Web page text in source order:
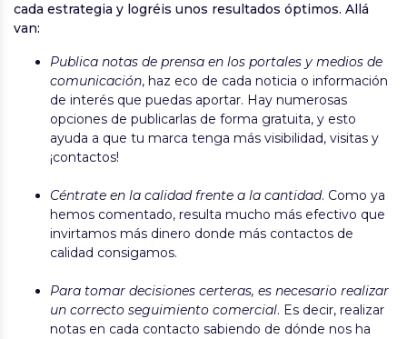
cada estrategia y logréis unos resultados óptimos. Allá
van:
Publica notas de prensa en los portales y medios de
comunicación, haz eco de cada noticia o información
de interés que puedas aportar. Hay numerosas
opciones de publicarlas de forma gratuita, y esto
ayuda a que tu marca tenga más visibilidad, visitas y
¡contactos!
Céntrate en la calidad frente a la cantidad. Como ya
hemos comentado, resulta mucho más efectivo que
invirtamos más dinero donde más contactos de
calidad consigamos.
Para tomar decisiones certeras, es necesario realizar
un correcto seguimiento comercial. Es decir, realizar
notas en cada contacto sabiendo de dónde nos ha